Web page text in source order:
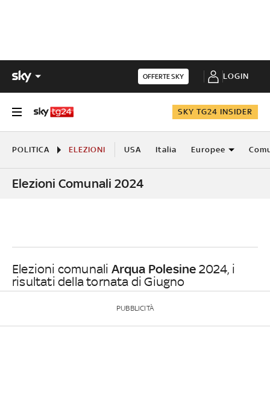
OFFERTE SKY LOGIN
SKY TG24 INSIDER
POLITICA ELEZIONI USA Italia Europee
Elezioni Comunali 2024
Elezioni comunali Arqua Polesine 2024, i
risultati della tornata di Giugno
PUBBLICITÀ